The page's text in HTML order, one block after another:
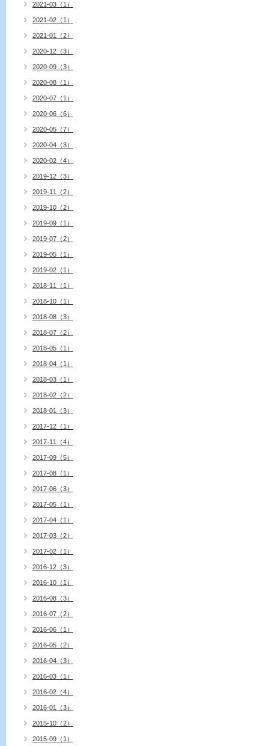
2021-03（1）
2021-02（1）
2021-01（2）
2020-12（3）
2020-09（3）
2020-08（1）
2020-07（1）
2020-06（6）
2020-05（7）
2020-04（3）
2020-02（4）
2019-12（3）
2019-11（2）
2019-10（2）
2019-09（1）
2019-07（2）
2019-05（1）
2019-02（1）
2018-11（1）
2018-10（1）
2018-08（3）
2018-07（2）
2018-05（1）
2018-04（1）
2018-03（1）
2018-02（2）
2018-01（3）
2017-12（1）
2017-11（4）
2017-09（5）
2017-08（1）
2017-06（3）
2017-05（1）
2017-04（1）
2017-03（2）
2017-02（1）
2016-12（3）
2016-10（1）
2016-08（3）
2016-07（2）
2016-06（1）
2016-05（2）
2016-04（3）
2016-03（1）
2016-02（4）
2016-01（3）
2015-10（2）
2015-09（1）